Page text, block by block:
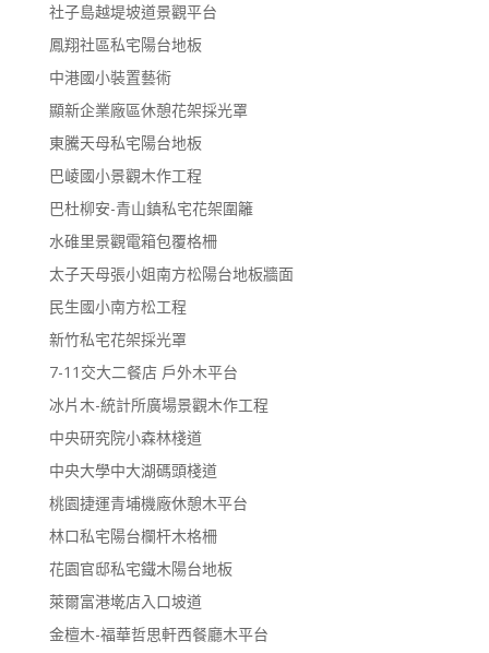
社子島越堤坡道景觀平台
鳳翔社區私宅陽台地板
中港國小裝置藝術
顯新企業廠區休憩花架採光罩
東騰天母私宅陽台地板
巴崚國小景觀木作工程
巴杜柳安-青山鎮私宅花架圍籬
水碓里景觀電箱包覆格柵
太子天母張小姐南方松陽台地板牆面
民生國小南方松工程
新竹私宅花架採光罩
7-11交大二餐店 戶外木平台
冰片木-統計所廣場景觀木作工程
中央研究院小森林棧道
中央大學中大湖碼頭棧道
桃園捷運青埔機廠休憩木平台
林口私宅陽台欄杆木格柵
花園官邸私宅鐵木陽台地板
萊爾富港墘店入口坡道
金檀木-福華哲思軒西餐廳木平台